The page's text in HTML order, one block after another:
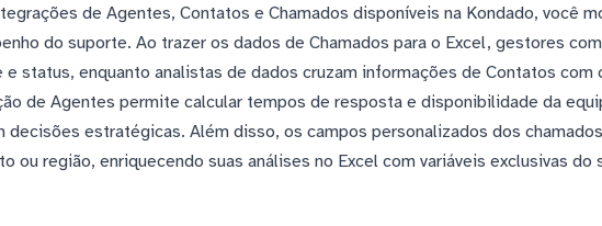
de Agentes, Contatos e Chamados disponíveis na Kondado, você
do suporte. Ao trazer os dados de Chamados para o Excel, gestores
e status, enquanto analistas de dados cruzam informações de Contatos com
de Agentes permite calcular tempos de resposta e disponibilidade da
decisões estratégicas. Além disso, os campos personalizados dos
ou região, enriquecendo suas análises no Excel com variáveis exclusivas do